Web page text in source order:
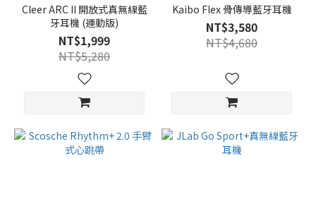
Cleer ARC II 開放式真無線藍
牙耳機 (運動版)
NT$1,999
NT$5,280
Kaibo Flex 骨傳導藍牙耳機
NT$3,580
NT$4,680